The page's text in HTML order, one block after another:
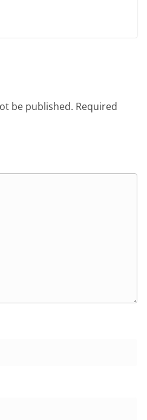
be published. Required